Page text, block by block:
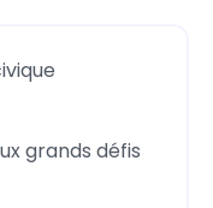
grands défis